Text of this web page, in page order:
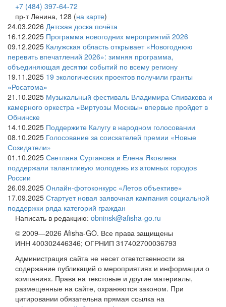
+7 (484) 397-64-72
пр-т Ленина, 128 (на карте)
24.03.2026 Детская доска почёта
16.12.2025 Программа новогодних мероприятий 2026
09.12.2025 Калужская область открывает «Новогоднюю
перевить впечатлений 2026»: зимняя программа,
объединяющая десятки событий по всему региону
19.11.2025 19 экологических проектов получили гранты
«Росатома»
21.10.2025 Музыкальный фестиваль Владимира Спивакова и
камерного оркестра «Виртуозы Москвы» впервые пройдет в
Обнинске
14.10.2025 Поддержите Калугу в народном голосовании
08.10.2025 Голосование за соискателей премии «Новые
Созидатели»
01.10.2025 Светлана Сурганова и Елена Яковлева
поддержали талантливую молодежь из атомных городов
России
26.09.2025 Онлайн-фотоконкурс «Летов объективе»
17.09.2025 Стартует новая заявочная кампания социальной
поддержки ряда категорий граждан
Написать в редакцию: obninsk@afisha-go.ru
© 2009—2026 Afisha-GO. Все права защищены
ИНН 400302446346; ОГРНИП 317402700036793
Администрация сайта не несет ответственности за
содержание публикаций о мероприятиях и информации о
компаниях. Права на текстовые и другие материалы,
размещенные на сайте, охраняются законом. При
цитировании обязательна прямая ссылка на